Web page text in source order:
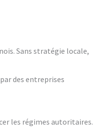
Sans stratégie locale,
des entreprises
les régimes autoritaires.